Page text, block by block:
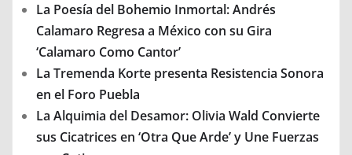
La Poesía del Bohemio Inmortal: Andrés
Calamaro Regresa a México con su Gira
‘Calamaro Como Cantor’
La Tremenda Korte presenta Resistencia Sonora
en el Foro Puebla
La Alquimia del Desamor: Olivia Wald Convierte
sus Cicatrices en ‘Otra Que Arde’ y Une Fuerzas